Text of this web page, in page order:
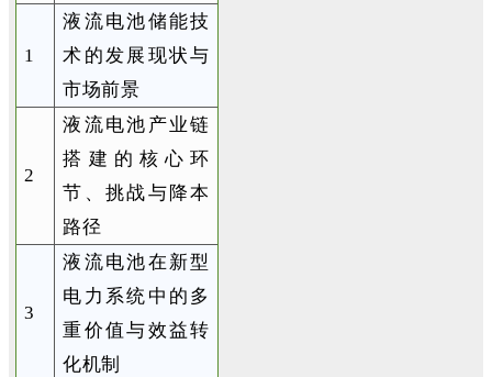
1
液流电池储能技
术的发展现状与
市场前景
2
液流电池产业链
搭建的核心环
节、挑战与降本
路径
3
液流电池在新型
电力系统中的多
重价值与效益转
化机制